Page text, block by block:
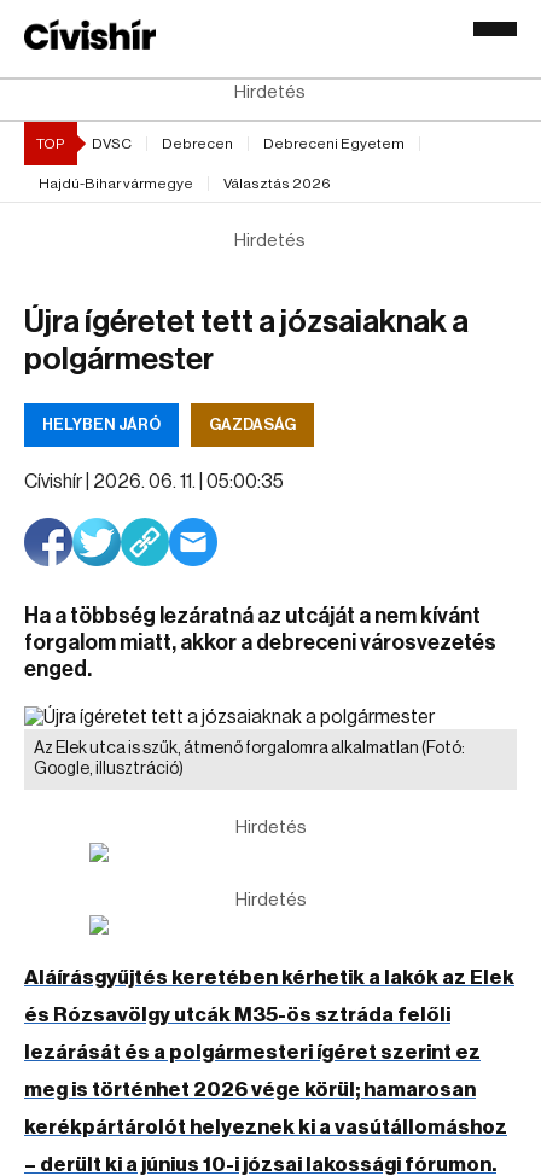
Hirdetés
TOP DVSC Debrecen Debreceni Egyetem
Hajdú-Bihar vármegye Választás 2026
Hirdetés
Újra ígéretet tett a józsaiaknak a
polgármester
HELYBEN JÁRÓ GAZDASÁG
Cívishír | 2026. 06. 11. | 05:00:35
Ha a többség lezáratná az utcáját a nem kívánt
forgalom miatt, akkor a debreceni városvezetés
enged.
Az Elek utca is szűk, átmenő forgalomra alkalmatlan (Fotó:
Google, illusztráció)
Hirdetés
Hirdetés
Aláírásgyűjtés keretében kérhetik a lakók az Elek
és Rózsavölgy utcák M35-ös sztráda felőli
lezárását és a polgármesteri ígéret szerint ez
meg is történhet 2026 vége körül; hamarosan
kerékpártárolót helyeznek ki a vasútállomáshoz
– derült ki a június 10-i józsai lakossági fórumon.